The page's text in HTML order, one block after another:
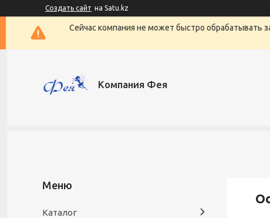
Создать сайт на Satu.kz
Сейчас компания не может быстро обрабатывать
Компания Фея
Каталог